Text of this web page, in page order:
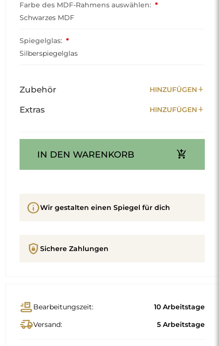
Farbe des MDF-Rahmens auswählen: *
Schwarzes MDF
Spiegelglas: *
Silberspiegelglas
Zubehör HINZUFÜGEN add
Extras HINZUFÜGEN add
IN DEN WARENKORB add_shopping_cart
infoWir gestalten einen Spiegel für dich
shield_lock Sichere Zahlungen
conveyor_beltBearbeitungszeit: 10 Arbeitstage
delivery_truck_speedVersand: 5 Arbeitstage